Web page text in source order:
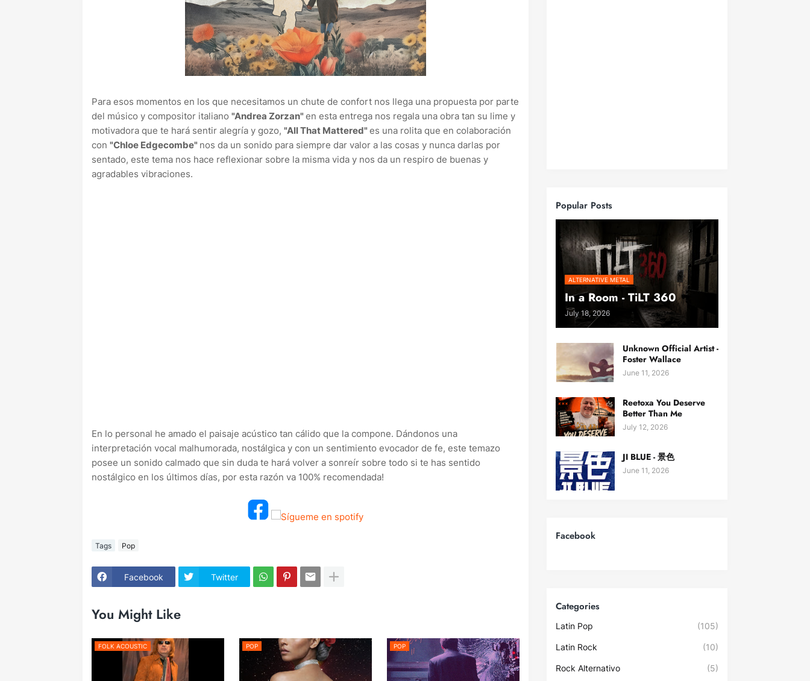
Para esos momentos en los que necesitamos un chute de confort nos llega una propuesta por parte
del músico y compositor italiano "Andrea Zorzan" en esta entrega nos regala una obra tan su lime y
motivadora que te hará sentir alegría y gozo, "All That Mattered" es una rolita que en colaboración
con "Chloe Edgecombe" nos da un sonido para siempre dar valor a las cosas y nunca darlas por
sentado, este tema nos hace reflexionar sobre la misma vida y nos da un respiro de buenas y
agradables vibraciones.
En lo personal he amado el paisaje acústico tan cálido que la compone. Dándonos una
interpretación vocal malhumorada, nostálgica y con un sentimiento evocador de fe, este temazo
posee un sonido calmado que sin duda te hará volver a sonreír sobre todo si te has sentido
nostálgico en los últimos días, por esta razón va 100% recomendada!
Tags Pop
Facebook Twitter
You Might Like
FOLK ACOUSTIC POP POP
Popular Posts
ALTERNATIVE METAL
In a Room - TiLT 360
July 18, 2026
Unknown Official Artist -
Foster Wallace
June 11, 2026
Reetoxa You Deserve
Better Than Me
July 12, 2026
JI BLUE - 景色
June 11, 2026
Facebook
Categories
Latin Pop (105)
Latin Rock (10)
Rock Alternativo (5)